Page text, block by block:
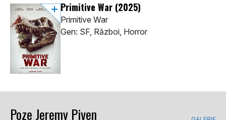
Primitive War (2025)
Primitive War
Gen: SF, Război, Horror
Poze Jeremy Piven